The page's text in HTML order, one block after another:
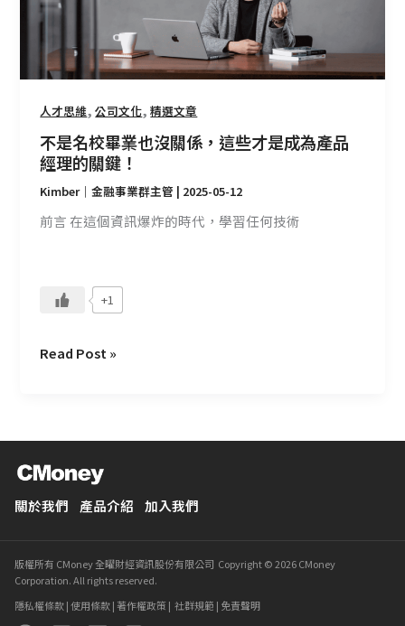
人才思維,公司文化,精選文章
不是名校畢業也沒關係，這些才是成為產品
經理的關鍵！
Kimber｜金融事業群主管 | 2025-05-12
前言 在這個資訊爆炸的時代，學習任何技術
+1
沒
係，
這
才
是
成
為
品
Read Post »
關於我們 產品介紹 加入我們
版權所有 CMoney 全曜財經資訊股份有限公司 Copyright © 2026 CMoney
Corporation. All rights reserved.
隱私權條款|使用條款| 著作權政策| 社群規範 | 免責聲明